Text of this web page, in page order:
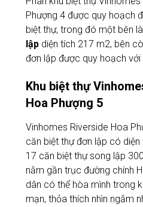
Phượng 4 được quy hoạch
biệt thự, trong đó một bên là
lập diện tích 217 m2, bên
đơn lập được quy hoạch
Khu biệt thự
Hoa Phượng 5
Vinhomes Riverside Hoa
căn biệt thự đơn lập có
17 căn biệt thự song lập
nằm gần trục đường chính
dân có thể hòa mình trong
mạn, thỏa thích nhìn ngắm